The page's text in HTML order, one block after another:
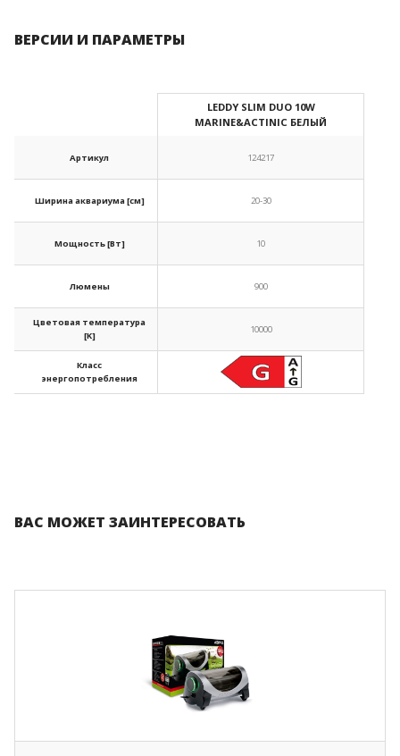
ВЕРСИИ И ПАРАМЕТРЫ
Артикул
Ширина аквариума [см]
Мощность [Вт]
Люмены
Цветовая температура
[K]
Класс
энергопотребления
LEDDY SLIM DUO 10W
MARINE&ACTINIC БЕЛЫЙ
124217
20-30
10
900
10000
ВАС МОЖЕТ ЗАИНТЕРЕСОВАТЬ
ПОКАЗАТЬ СПИСОК
ПОКАЗАТЬ СРАВНЕНИЕ
ДОБАВИТЬ СЛЕДУЮЩИЙ
ПОИСК